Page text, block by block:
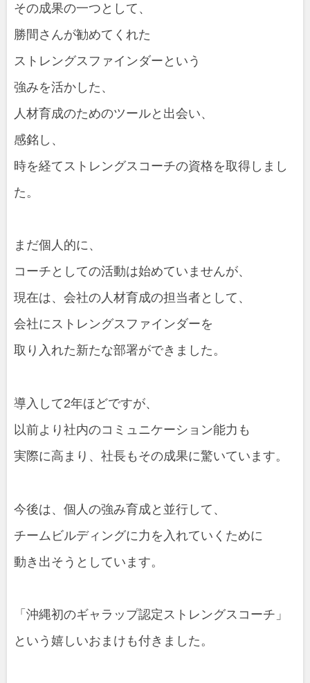
その成果の一つとして、
勝間さんが勧めてくれた
ストレングスファインダーという
強みを活かした、
人材育成のためのツールと出会い、
感銘し、
時を経てストレングスコーチの資格を取得しまし
た。
まだ個人的に、
コーチとしての活動は始めていませんが、
現在は、会社の人材育成の担当者として、
会社にストレングスファインダーを
取り入れた新たな部署ができました。
導入して2年ほどですが、
以前より社内のコミュニケーション能力も
実際に高まり、社長もその成果に驚いています。
今後は、個人の強み育成と並行して、
チームビルディングに力を入れていくために
動き出そうとしています。
「沖縄初のギャラップ認定ストレングスコーチ」
という嬉しいおまけも付きました。